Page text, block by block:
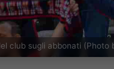
club sugli abbonati